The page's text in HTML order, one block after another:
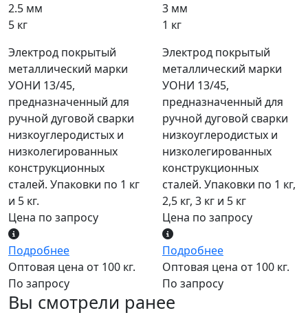
2.5 мм
5 кг
Электрод покрытый
металлический марки
УОНИ 13/45,
предназначенный для
ручной дуговой сварки
низкоуглеродистых и
низколегированных
конструкционных
сталей. Упаковки по 1 кг
и 5 кг.
Цена по запросу
Подробнее
Оптовая цена от 100 кг.
По запросу
3 мм
1 кг
Электрод покрытый
металлический марки
УОНИ 13/45,
предназначенный для
ручной дуговой сварки
низкоуглеродистых и
низколегированных
конструкционных
сталей. Упаковки по 1 кг,
2,5 кг, 3 кг и 5 кг
Цена по запросу
Подробнее
Оптовая цена от 100 кг.
По запросу
Вы смотрели ранее